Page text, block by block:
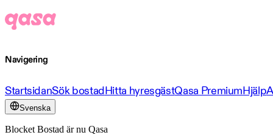
Navigering
StartsidanSök bostadHitta hyresgästQasa PremiumHjälp
Svenska
Blocket Bostad är nu Qasa